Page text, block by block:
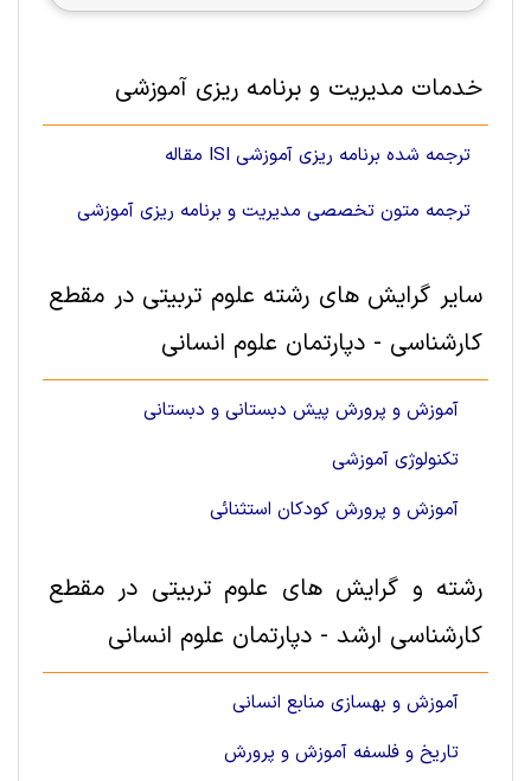
خدمات مدیریت و برنامه ریزی آموزشی
مقاله ISI ترجمه شده برنامه ریزی آموزشی
ترجمه متون تخصصی مدیریت و برنامه ریزی آموزشی
سایر گرایش های رشته علوم تربيتی در مقطع
کارشناسی - دپارتمان علوم انسانی
آموزش و پرورش پیش دبستانی و دبستانی
تکنولوژی آموزشی
آموزش و پرورش کودکان استثنائی
رشته و گرایش های علوم تربيتی در مقطع
کارشناسی ارشد - دپارتمان علوم انسانی
آموزش و بهسازی منابع انسانی
تاریخ و فلسفه آموزش و پرورش